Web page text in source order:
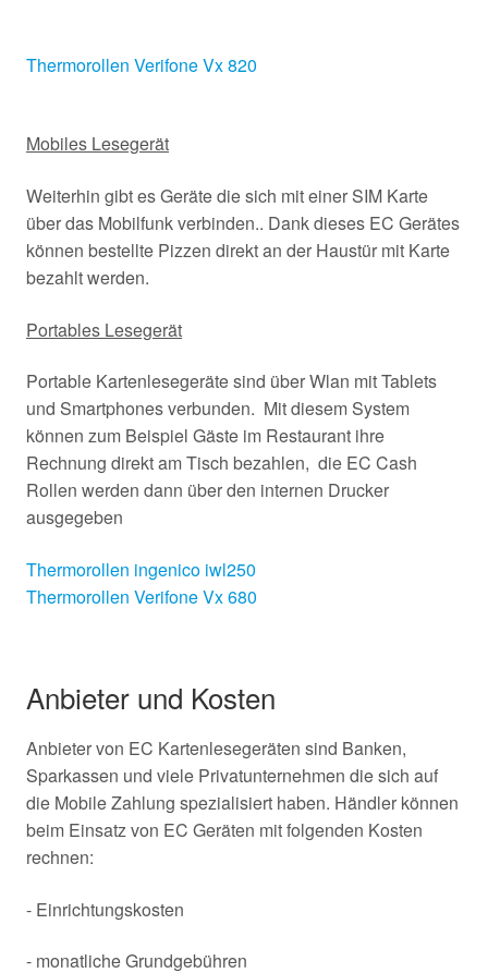
Thermorollen Verifone Vx 820
Mobiles Lesegerät
Weiterhin gibt es Geräte die sich mit einer SIM Karte
über das Mobilfunk verbinden.. Dank dieses EC Gerätes
können bestellte Pizzen direkt an der Haustür mit Karte
bezahlt werden.
Portables Lesegerät
Portable Kartenlesegeräte sind über Wlan mit Tablets
und Smartphones verbunden. Mit diesem System
können zum Beispiel Gäste im Restaurant ihre
Rechnung direkt am Tisch bezahlen, die EC Cash
Rollen werden dann über den internen Drucker
ausgegeben
Thermorollen ingenico iwl250
Thermorollen Verifone Vx 680
Anbieter und Kosten
Anbieter von EC Kartenlesegeräten sind Banken,
Sparkassen und viele Privatunternehmen die sich auf
die Mobile Zahlung spezialisiert haben. Händler können
beim Einsatz von EC Geräten mit folgenden Kosten
rechnen:
- Einrichtungskosten
- monatliche Grundgebühren